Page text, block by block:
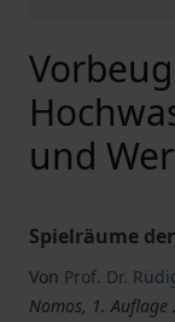
und
Spielräume
Von Prof. Dr.
Nomos, 1. Auflage